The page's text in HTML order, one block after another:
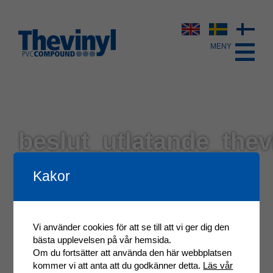
Kakor
Vi använder cookies för att se till att vi ger dig den
bästa upplevelsen på vår hemsida.
Om du fortsätter att använda den här webbplatsen
kommer vi att anta att du godkänner detta. Läs vår